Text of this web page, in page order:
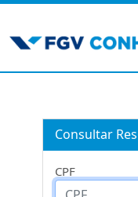
Consultar
CPF